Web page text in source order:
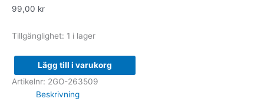
99,00 kr
Tillgänglighet: 1 i lager
Lägg till i varukorg
Artikelnr: 2GO-263509
Beskrivning